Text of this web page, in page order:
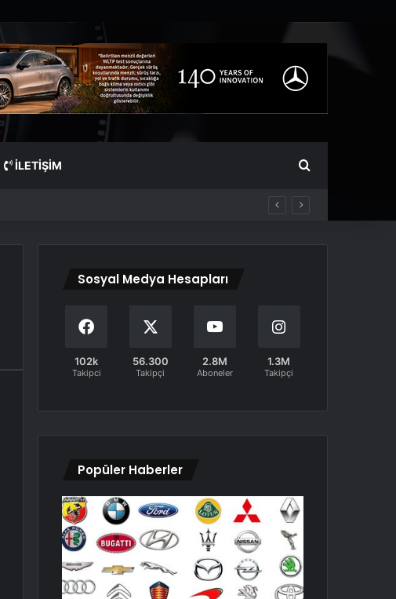
İLETIŞIM Arama yap ...
Sosyal Medya Hesapları
102k
Takipci
56.300
Takipçi
2.8M
Aboneler
1.3M
Takipçi
Popüler Haberler